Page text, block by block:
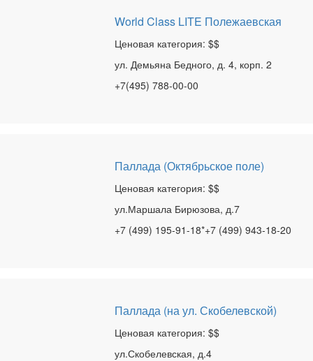
World Class LITE Полежаевская
Ценовая категория: $$
ул. Демьяна Бедного, д. 4, корп. 2
+7(495) 788-00-00
Паллада (Октябрьское поле)
Ценовая категория: $$
ул.Маршала Бирюзова, д.7
+7 (499) 195-91-18*+7 (499) 943-18-20
Паллада (на ул. Скобелевской)
Ценовая категория: $$
ул.Скобелевская, д.4